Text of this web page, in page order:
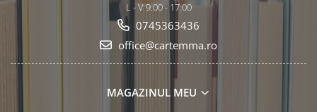
L - V 9.00 - 17.00
0745363436
office@cartemma.ro
MAGAZINUL MEU